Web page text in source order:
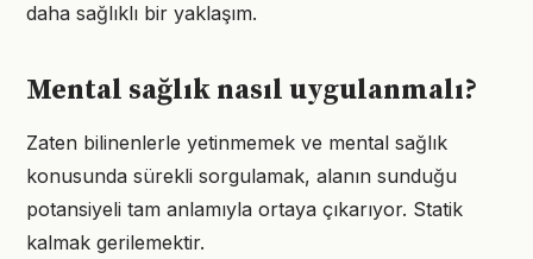
daha sağlıklı bir yaklaşım.
Mental sağlık nasıl uygulanmalı?
Zaten bilinenlerle yetinmemek ve mental sağlık
konusunda sürekli sorgulamak, alanın sunduğu
potansiyeli tam anlamıyla ortaya çıkarıyor. Statik
kalmak gerilemektir.